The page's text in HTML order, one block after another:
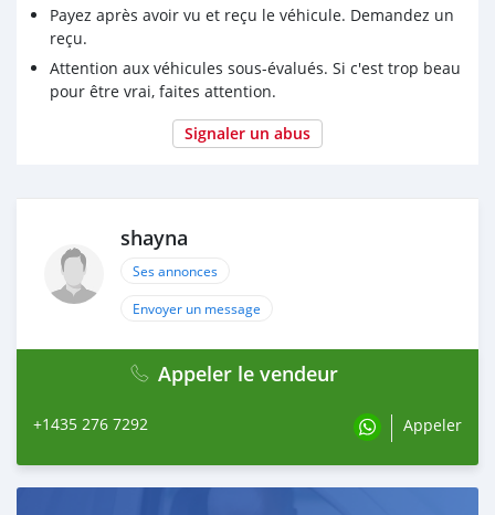
Payez après avoir vu et reçu le véhicule. Demandez un
reçu.
Attention aux véhicules sous-évalués. Si c'est trop beau
pour être vrai, faites attention.
Signaler un abus
shayna
Ses annonces
Envoyer un message
Appeler le vendeur
+1435 276 7292 Appeler